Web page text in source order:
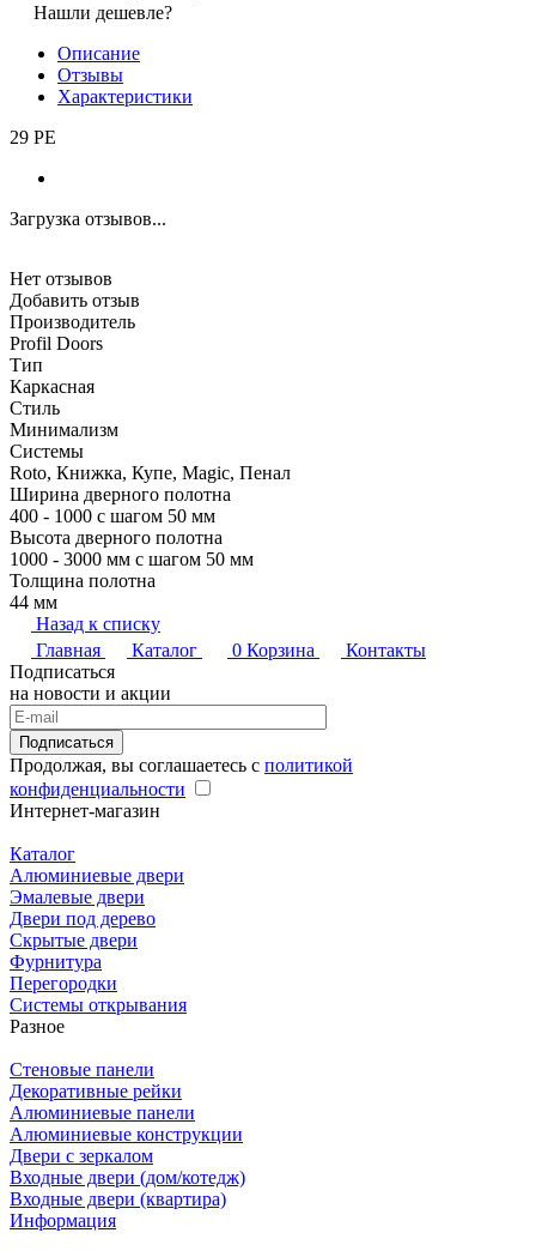
Нашли дешевле?
Описание
Отзывы
Характеристики
29 PE
Загрузка отзывов...
Нет отзывов
Добавить отзыв
Производитель
Profil Doors
Тип
Каркасная
Стиль
Минимализм
Системы
Roto, Книжка, Купе, Magic, Пенал
Ширина дверного полотна
400 - 1000 с шагом 50 мм
Высота дверного полотна
1000 - 3000 мм с шагом 50 мм
Толщина полотна
44 мм
Назад к списку
Главная
Каталог 0 Корзина
Контакты
Подписаться
на новости и акции
Подписаться
Продолжая, вы соглашаетесь с политикой
конфиденциальности
Интернет-магазин
Каталог
Алюминиевые двери
Эмалевые двери
Двери под дерево
Скрытые двери
Фурнитура
Перегородки
Системы открывания
Разное
Стеновые панели
Декоративные рейки
Алюминиевые панели
Алюминиевые конструкции
Двери с зеркалом
Входные двери (дом/котедж)
Входные двери (квартира)
Информация